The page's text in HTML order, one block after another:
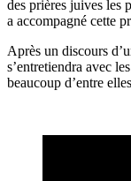
des prières juives les
a accompagné cette
Après un discours
s’entretiendra avec
beaucoup d’entre